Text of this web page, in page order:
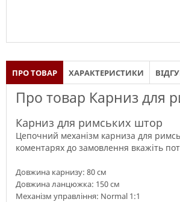
ПРО ТОВАР ХАРАКТЕРИСТИКИ
Про товар Карниз для
Карниз для римських штор
Цепочний механізм карниза для
коментарях до замовлення вкажіть
Довжина карнизу: 80 см
Довжина ланцюжка: 150 см
Механізм управління: Normal 1:1